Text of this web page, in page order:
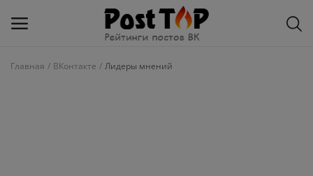
Главная ВКонтакте Лидеры мнений